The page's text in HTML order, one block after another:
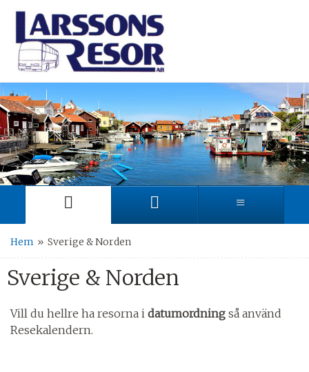
Hem » Sverige & Norden
Sverige & Norden
Vill du hellre ha resorna i datumordning så använd
Resekalendern.